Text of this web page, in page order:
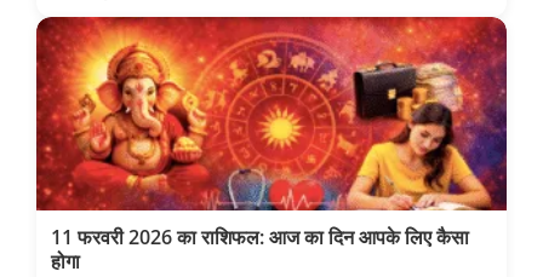
11 फरवरी 2026 का राशिफल: आज का दिन आपके लिए कैसा
होगा